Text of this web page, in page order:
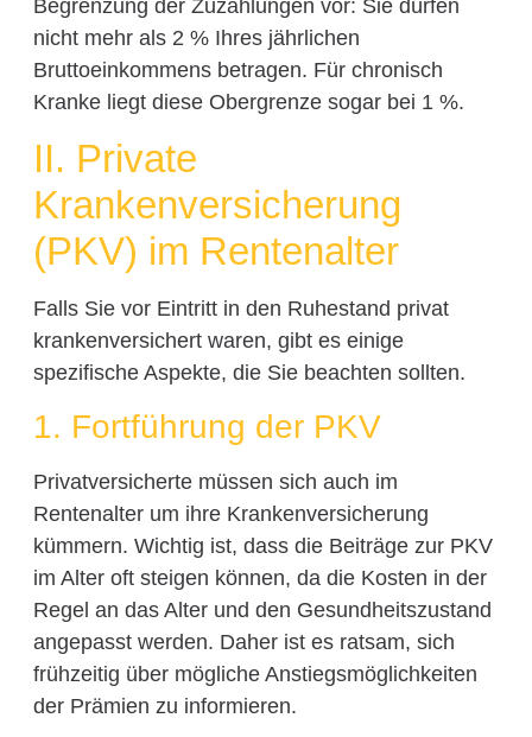
Begrenzung der Zuzahlungen vor: Sie dürfen
nicht mehr als 2 % Ihres jährlichen
Bruttoeinkommens betragen. Für chronisch
Kranke liegt diese Obergrenze sogar bei 1 %.
II. Private
Krankenversicherung
(PKV) im Rentenalter
Falls Sie vor Eintritt in den Ruhestand privat
krankenversichert waren, gibt es einige
spezifische Aspekte, die Sie beachten sollten.
1. Fortführung der PKV
Privatversicherte müssen sich auch im
Rentenalter um ihre Krankenversicherung
kümmern. Wichtig ist, dass die Beiträge zur PKV
im Alter oft steigen können, da die Kosten in der
Regel an das Alter und den Gesundheitszustand
angepasst werden. Daher ist es ratsam, sich
frühzeitig über mögliche Anstiegsmöglichkeiten
der Prämien zu informieren.